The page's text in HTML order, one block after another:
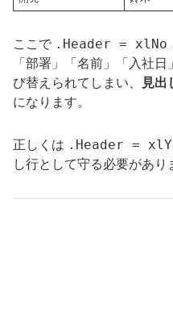
ここで .Header = xlNo
「部署」「名前」「入社
び替えられてしまい、
見出
になります。
正しくは .Header =
し行として守る必要があり